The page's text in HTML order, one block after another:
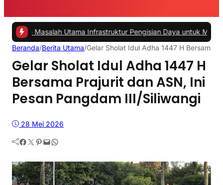
Utama Infrastruktur Pengisian Daya untuk Mobil Listrik yang
Beranda/Berita Utama/Gelar Sholat Idul Adha 1447 H Bersama
Gelar Sholat Idul Adha 1447 H
Bersama Prajurit dan ASN, Ini
Pesan Pangdam III/Siliwangi
28 Mei 2026
Facebook Twitter Pinterest Mail WhatsApp